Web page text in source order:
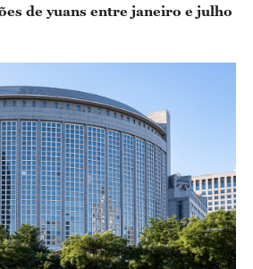
de yuans entre janeiro e julho